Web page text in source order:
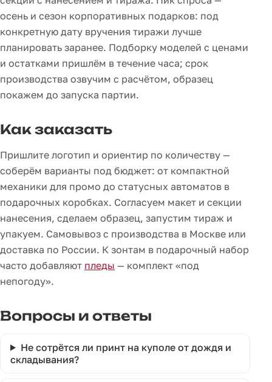
осень и сезон корпоративных подарков: под
конкретную дату вручения тиражи лучше
планировать заранее. Подборку моделей с ценами
и остатками пришлём в течение часа; срок
производства озвучим с расчётом, образец
покажем до запуска партии.
Как заказать
Пришлите логотип и ориентир по количеству —
соберём варианты под бюджет: от компактной
механики для промо до статусных автоматов в
подарочных коробках. Согласуем макет и секции
нанесения, сделаем образец, запустим тираж и
упакуем. Самовывоз с производства в Москве или
доставка по России. К зонтам в подарочный набор
часто добавляют пледы — комплект «под
непогоду».
Вопросы и ответы
Не сотрётся ли принт на куполе от дождя и
складывания?